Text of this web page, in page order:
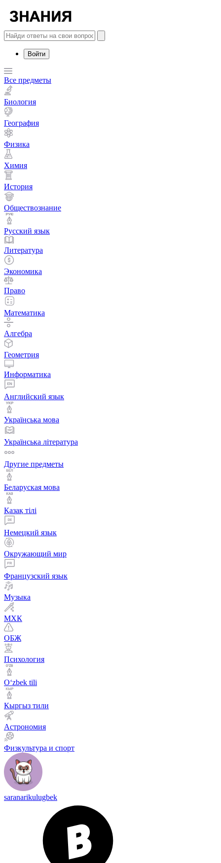
Войти
Все предметы
Биология
География
Физика
Химия
История
Обществознание
Русский язык
Литература
Экономика
Право
Математика
Алгебра
Геометрия
Информатика
Английский язык
Українська мова
Українська література
Другие предметы
Беларуская мова
Қазақ тiлi
Немецкий язык
Окружающий мир
Французский язык
Музыка
МХК
ОБЖ
Психология
Оʻzbek tili
Кыргыз тили
Астрономия
Физкультура и спорт
saranarikulugbek